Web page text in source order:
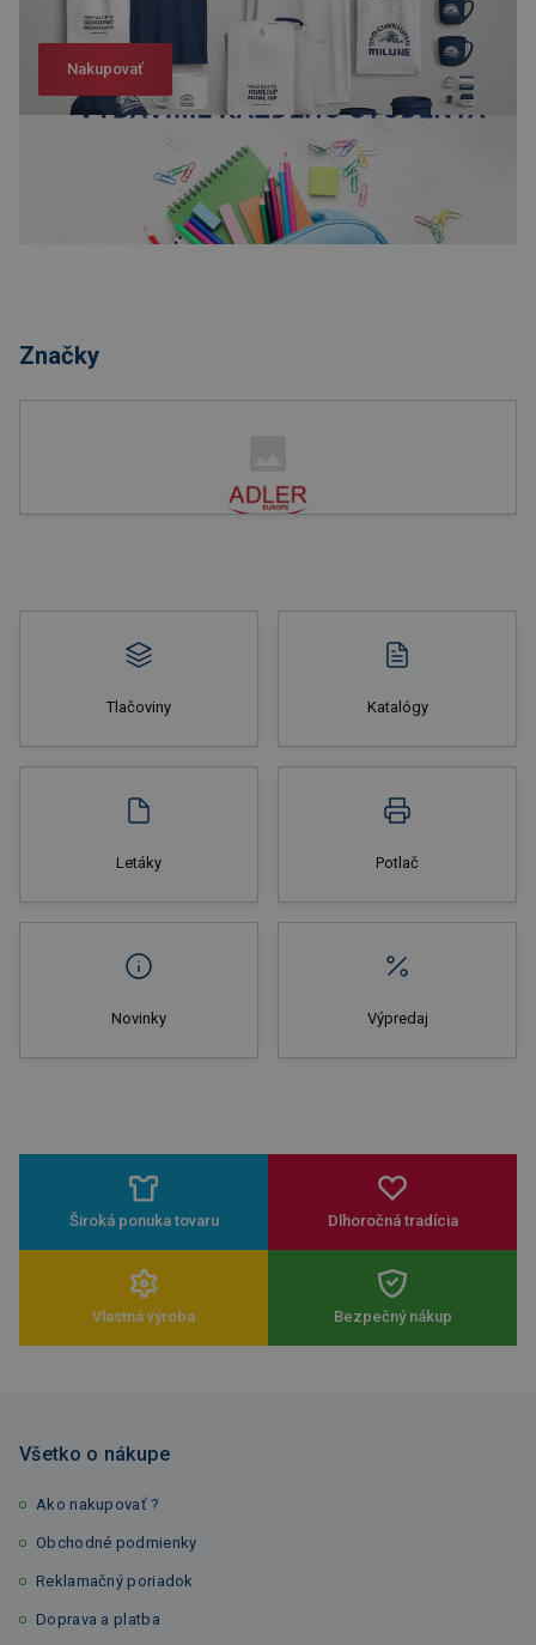
Nakupovať
Značky
Tlačoviny Katalógy
Letáky Potlač
Novinky Výpredaj
Široká ponuka tovaru Dlhoročná tradícia
Vlastná výroba Bezpečný nákup
Všetko o nákupe
Ako nakupovať ?
Obchodné podmienky
Reklamačný poriadok
Doprava a platba